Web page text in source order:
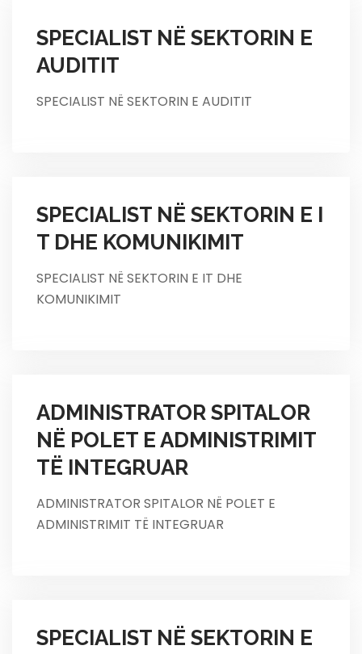
SPECIALIST NË SEKTORIN E
AUDITIT
SPECIALIST NË SEKTORIN E AUDITIT
SPECIALIST NË SEKTORIN E I
T DHE KOMUNIKIMIT
SPECIALIST NË SEKTORIN E IT DHE
KOMUNIKIMIT
ADMINISTRATOR SPITALOR
NË POLET E ADMINISTRIMIT
TË INTEGRUAR
ADMINISTRATOR SPITALOR NË POLET E
ADMINISTRIMIT TË INTEGRUAR
SPECIALIST NË SEKTORIN E